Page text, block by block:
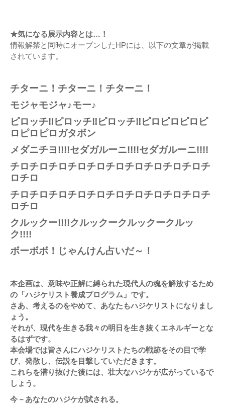
★気になる展示内容とは…！
情報解禁と同時にオープンしたHPには、以下の文章が掲載
されています。
チターニ！チターニ！チターニ！
モジャモジャ♪モー♪
ピロッチ‼ピロッチ‼ピロッチ‼ピロピロピロピ
ロピロピロガタボン
メダニチヨ!!!!セダガルーニ!!!!セダガルーニ!!!!
チロチロチロチロチロチロチロチロチロチロチ
ロチロ
チロチロチロチロチロチロチロチロチロチロチ
ロチロ
クルックー!!!!クルックークルックークルッ
ク!!!!
ボーボボ！じゃんけん占いだ～！
本企画は、意味や正解に縛られた現代人の魂を解放するため
の「ハジケリスト養成プログラム」です。
さあ、考えるのをやめて、あなたもハジケリストになりまし
ょう。
それが、現代を生きる我々の明日を生き抜くエネルギーとな
るはずです。
本会場では皆さんにハジケリストたちの戦跡をその目で学
び、発散し、伝説を目撃していただきます。
これらを潜り抜けた後には、壮大なハジケが広がっているで
しょう。
今－あなたのハジケが試される。